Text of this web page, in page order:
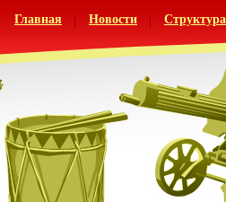
Главная Новости Структура